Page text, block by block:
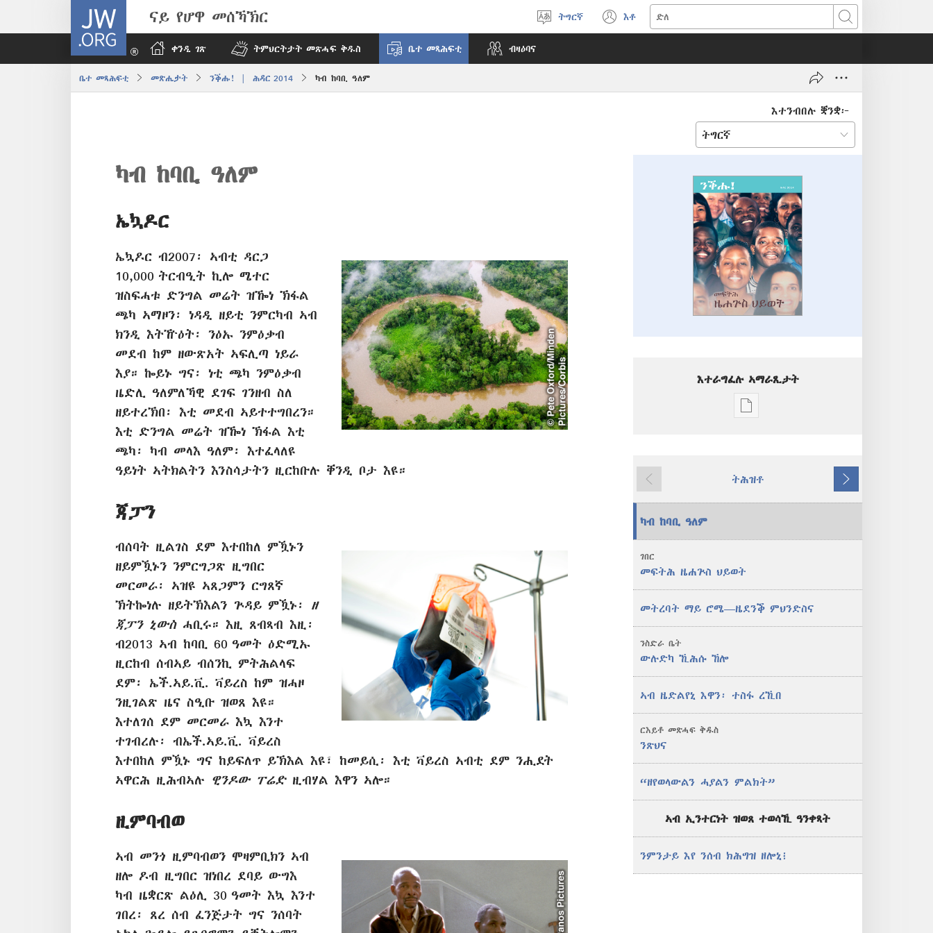
JW.ORG ናይ የሆዋ መሰኻኽር
ቋንቋ
ትግርኛ እቶ
(opens
ድለ
ቀንዲ ገጽ ትምህርትታት መጽሓፍ ቅዱስ ቤተ መጻሕፍቲ ብዛዕባና
ቤተ መጻሕፍቲ መጽሔታት ንቕሑ! | ሕዳር 2014 ካብ ከባቢ ዓለም
እተንብበሉ ቛንቋ፦
ካብ ከባቢ ዓለም
ኤኳዶር
ኤኳዶር ብ2007፡ ኣብቲ ዳርጋ
10,000 ትርብዒት ኪሎ ሜተር
ዝስፍሓቱ ድንግል መሬት ዝዀነ ኽፋል
ጫካ ኣማዞን፡ ነዳዲ ዘይቲ ንምርካብ ኣብ
ክንዲ እትዅዕት፡ ንዕኡ ንምዕቃብ
መደብ ከም ዘውጽአት ኣፍሊጣ ነይራ
እያ። ኰይኑ ግና፡ ነቲ ጫካ ንምዕቃብ
ዜድሊ ዓለምለኻዊ ደገፍ ገንዘብ ስለ
ዘይተረኽበ፡ እቲ መደብ ኣይተተግበረን።
እቲ ድንግል መሬት ዝዀነ ኽፋል እቲ
ጫካ፡ ካብ መላእ ዓለም፡ እተፈላለዩ
ዓይነት ኣትክልትን እንስሳታትን ዚርከቡሉ ቐንዲ ቦታ እዩ።
ጃፓን
ብሰባት ዚልገስ ደም እተበከለ ምዃኑን
ዘይምዃኑን ንምርግጋጽ ዚግበር
መርመራ፡ ኣዝዩ ኣጸጋምን ርግጸኛ
ኽትኰነሉ ዘይትኽእልን ጕዳይ ምዃኑ፡ ዘ
ጃፓን ኒውስሓቢሩ። እዚ ጸብጻብ እዚ፡
ብ2013 ኣብ ከባቢ 60 ዓመት ዕድሚኡ
ዚርከብ ሰብኣይ ብሰንኪ ምትሕልላፍ
ደም፡ ኤች.ኣይ.ቪ. ቫይረስ ከም ዝሓዞ
ንዚገልጽ ዜና ስዒቡ ዝወጸ እዩ።
እተለገሰ ደም መርመራ እኳ እንተ
ተገብረሉ፡ ብኤች.ኣይ.ቪ. ቫይረስ
እተበከለ ምዃኑ ግና ከይፍለጥ ይኽእል እዩ፣ ከመይሲ፡ እቲ ቫይረስ ኣብቲ ደም ንሒደት
ኣዋርሕ ዚሕብኣሉ
ዊንዶው ፐሬድዚብሃል እዋን ኣሎ።
ዚምባብወ
ኣብ መንጎ ዚምባብወን ሞዛምቢክን ኣብ
ዘሎ ዶብ ዚግበር ዝነበረ ደባይ ውግእ
ካብ ዜቋርጽ ልዕሊ 30 ዓመት እኳ እንተ
ገበረ፡ ጸረ ሰብ ፈንጅታት ግና ንሰባት
እተራግፈሉ ኣማራጺታት
ዲጂታዊ
ኣማራጺታት
ዝሓለፈ
ትሕዝቶ
ዚቕጽል
ካብ ከባቢ ዓለም
ገበር
መፍትሕ ዜሐጕስ ህይወት
መትረባት ማይ ሮሜ—ዜደንቕ ምህንድስና
ንስድራ ቤት
ውሉድካ ኺሕሱ ኸሎ
ኣብ ዜድልየኒ እዋን፡ ተስፋ ረኺበ
ርእይቶ መጽሓፍ ቅዱስ
ንጽህና
“ዘየወላውልን ሓያልን ምልክት”
ኣብ ኢንተርነት ዝወጸ ተወሳኺ ዓንቀጻት
ንምንታይ እየ ንሰብ ክሕግዝ ዘሎኒ፧